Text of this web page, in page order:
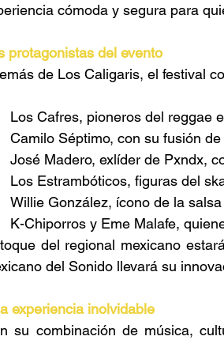
cómoda y segura para
protagonistas del evento
de Los Caligaris, el festival
Los Cafres, pioneros del reggae
Camilo Séptimo, con su fusión
José Madero, exlíder de Pxndx,
Los Estrambóticos, figuras del
Willie González, ícono de la
K-Chiporros y Eme Malafe,
del regional mexicano
del Sonido llevará su
experiencia inolvidable
su combinación de música,